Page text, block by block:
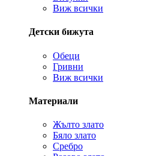
Виж всички
Детски бижута
Обеци
Гривни
Виж всички
Материали
Жълто злато
Бяло злато
Сребро